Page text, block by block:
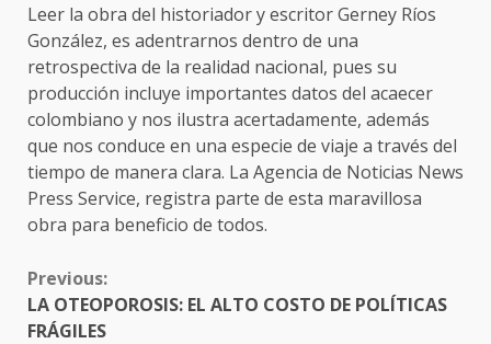
Leer la obra del historiador y escritor Gerney Ríos
González, es adentrarnos dentro de una
retrospectiva de la realidad nacional, pues su
producción incluye importantes datos del acaecer
colombiano y nos ilustra acertadamente, además
que nos conduce en una especie de viaje a través del
tiempo de manera clara. La Agencia de Noticias News
Press Service, registra parte de esta maravillosa
obra para beneficio de todos.
CONTINUE
READING
Previous:
LA OTEOPOROSIS: EL ALTO COSTO DE POLÍTICAS
FRÁGILES